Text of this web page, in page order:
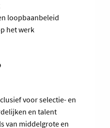
loopbaanbeleid
het werk
voor selectie- en
en talent
van middelgrote en